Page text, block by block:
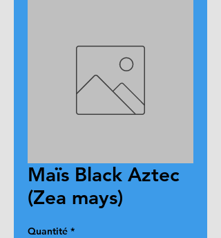
Maïs Black Aztec
(Zea mays)
Quantité *